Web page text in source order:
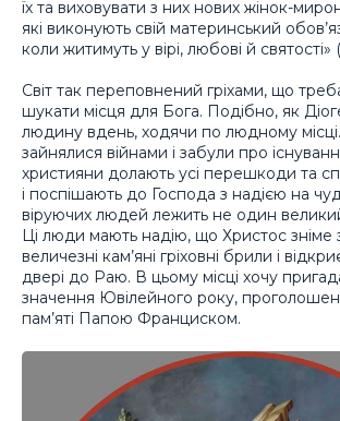
їх та виховувати з них нових жінок-
які виконують свій материнський
коли житимуть у вірі, любові й святості»
Світ так переповнений гріхами, що
шукати місця для Бога. Подібно, як
людину вдень, ходячи по людному
зайнялися війнами і забули про
християни долають усі перешкоди та
і поспішають до Господа з надією на
віруючих людей лежить не один
Ці люди мають надію, що Христос зніме з
величезні кам’яні гріховні брили і
двері до Раю. В цьому місці хочу
значення Ювілейного року,
пам’яті Папою Франциском.